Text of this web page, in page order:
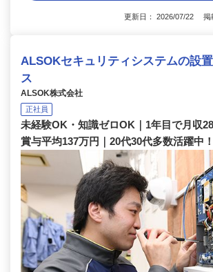
更新日： 2026/07/22 掲
ALSOKセキュリティシステムの設
ス
ALSOK株式会社
正社員
未経験OK・知識ゼロOK｜1年目で月収
賞与平均137万円｜20代30代多数活躍中！